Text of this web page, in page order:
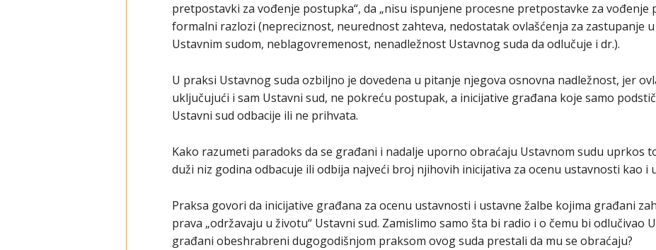
pretpostavki za vođenje postupka“, da „nisu ispunjene procesne pretpostavke za vođenje
formalni razlozi (nepreciznost, neurednost zahteva, nedostatak ovlašćenja za zastupanje
Ustavnim sudom, neblagovremenost, nenadležnost Ustavnog suda da odlučuje i dr.).
U praksi Ustavnog suda ozbiljno je dovedena u pitanje njegova osnovna nadležnost, jer
uključujući i sam Ustavni sud, ne pokreću postupak, a inicijative građana koje samo
Ustavni sud odbacije ili ne prihvata.
Kako razumeti paradoks da se građani i nadalje uporno obraćaju Ustavnom sudu uprkos
duži niz godina odbacuje ili odbija najveći broj njihovih inicijativa za ocenu ustavnosti kao i
Praksa govori da inicijative građana za ocenu ustavnosti i ustavne žalbe kojima građani
prava „održavaju u životu“ Ustavni sud. Zamislimo samo šta bi radio i o čemu bi odlučivao
građani obeshrabreni dugogodišnjom praksom ovog suda prestali da mu se obraćaju?